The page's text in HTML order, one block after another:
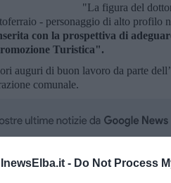
- Do Not Process
"La figura del
- personaggio di alto profilo
con la prospettiva di
Turistica".
auguri di buon lavoro da parte
comunale.
dell'isola d'Elba iscriviti alla